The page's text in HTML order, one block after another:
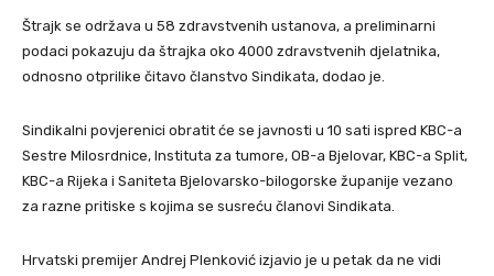
Štrajk se održava u 58 zdravstvenih ustanova, a preliminarni
podaci pokazuju da štrajka oko 4000 zdravstvenih djelatnika,
odnosno otprilike čitavo članstvo Sindikata, dodao je.
Sindikalni povjerenici obratit će se javnosti u 10 sati ispred KBC-a
Sestre Milosrdnice, Instituta za tumore, OB-a Bjelovar, KBC-a Split,
KBC-a Rijeka i Saniteta Bjelovarsko-bilogorske županije vezano
za razne pritiske s kojima se susreću članovi Sindikata.
Hrvatski premijer Andrej Plenković izjavio je u petak da ne vidi